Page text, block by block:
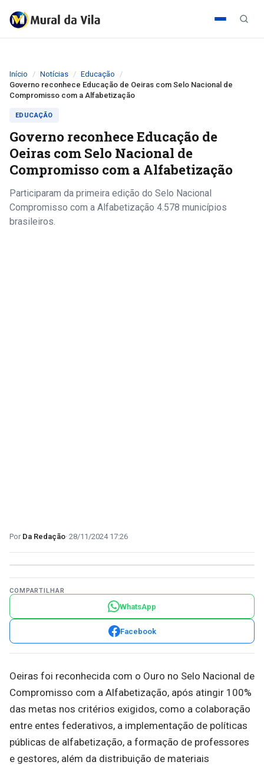
Início Notícias
Educação
Governo reconhece Educação de Oeiras com Selo Nacional de
Compromisso com a Alfabetização
EDUCAÇÃO
Governo reconhece Educação de
Oeiras com Selo Nacional de
Compromisso com a Alfabetização
Participaram da primeira edição do Selo Nacional
Compromisso com a Alfabetização 4.578 municípios
brasileiros.
Da Redação 28/11/2024 17:26
COMPARTILHAR
WhatsApp
Facebook
Oeiras foi reconhecida com o Ouro no Selo Nacional de
Compromisso com a Alfabetização, após atingir 100%
das metas nos critérios exigidos, como a colaboração
entre entes federativos, a implementação de políticas
públicas de alfabetização, a formação de professores
e gestores, além da distribuição de materiais